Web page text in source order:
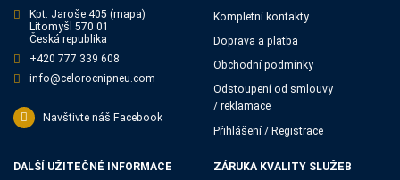
Kpt. Jaroše 405 (mapa)
Litomyšl 570 01
Česká republika
+420 777 339 608
info@celorocnipneu.com
Navštivte náš Facebook
Kompletní kontakty
Doprava a platba
Obchodní podmínky
Odstoupení od smlouvy
/ reklamace
Přihlášení / Registrace
DALŠÍ UŽITEČNÉ INFORMACE ZÁRUKA KVALITY SLUŽEB